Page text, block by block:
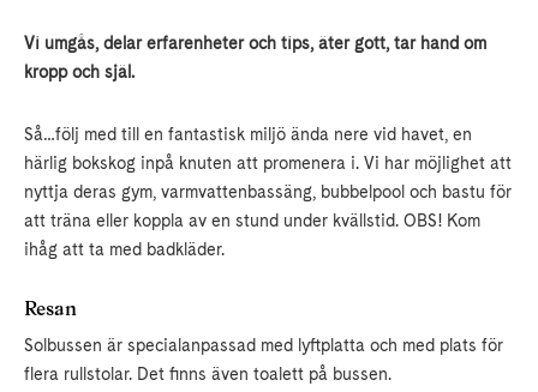
Vi umgås, delar erfarenheter och tips, äter gott, tar hand om
kropp och själ.
Så…följ med till en fantastisk miljö ända nere vid havet, en
härlig bokskog inpå knuten att promenera i. Vi har möjlighet att
nyttja deras gym, varmvattenbassäng, bubbelpool och bastu för
att träna eller koppla av en stund under kvällstid. OBS! Kom
ihåg att ta med badkläder.
Resan
Solbussen är specialanpassad med lyftplatta och med plats för
flera rullstolar. Det finns även toalett på bussen.